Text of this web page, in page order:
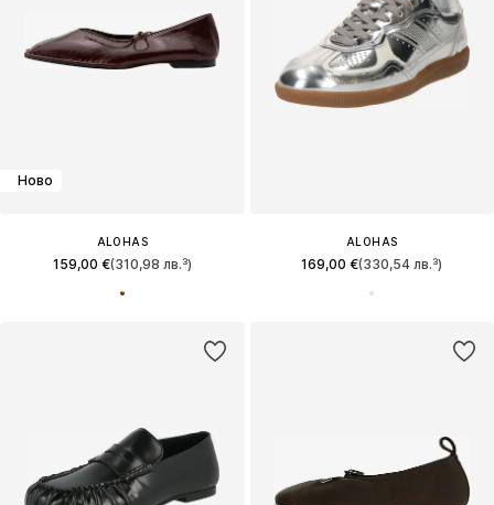
Ново
ALOHAS
159,00 €(310,98 лв.³)
ALOHAS
169,00 €(330,54 лв.³)